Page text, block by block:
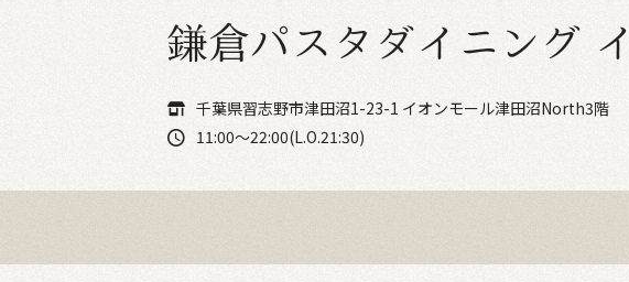
鎌倉パスタダイニング
千葉県習志野市津田沼1-23-1 イオンモール津田沼North3階
11:00～22:00(L.O.21:30)